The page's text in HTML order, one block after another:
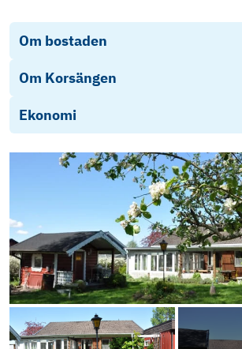
Om bostaden
Om Korsängen
Ekonomi